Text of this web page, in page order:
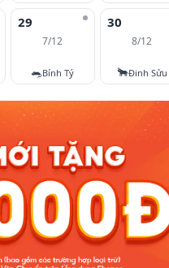
29
7/12
🐀Bính Tý
30
8/12
🐂Đinh Sửu